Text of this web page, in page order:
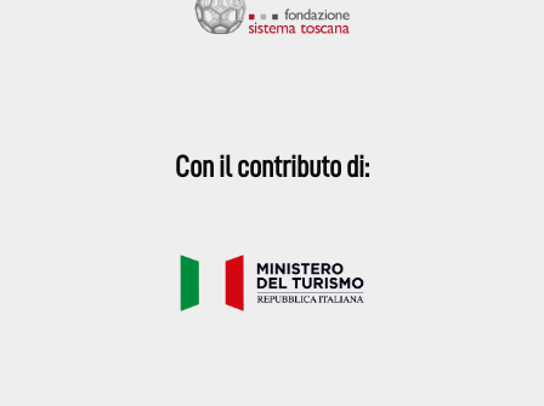
Con il contributo di: